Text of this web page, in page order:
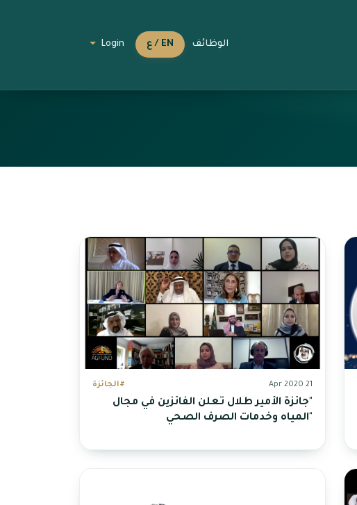
الوظائف EN / ع Login
21 Apr 2020 #الجائزة
"جائزة الأمير طلال تعلن الفائزين في مجال
"المياه وخدمات الصرف الصحي